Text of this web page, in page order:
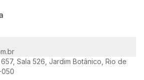
Sala 526, Jardim Botânico, Rio de